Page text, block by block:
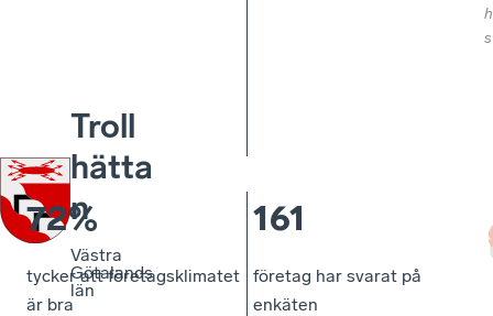
Troll
hätta
n
Västra
Götalands
län
72%
tycker att företagsklimatet
är bra
161
företag har svarat på
enkäten